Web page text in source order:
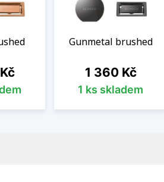
Gunmetal brushed
Cena
1 360 Kč
1 ks skladem